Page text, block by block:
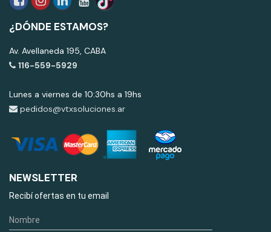
¿DÓNDE ESTAMOS?
Av. Avellaneda 195, CABA
116-559-5929
Lunes a viernes de 10:30hs a 19hs
pedidos@vtxsoluciones.ar
NEWSLETTER
Recibí ofertas en tu email